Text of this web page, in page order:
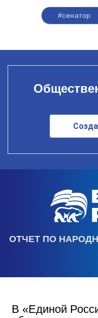
#сенатор
ОТЧЕТ ПО
В «Единой